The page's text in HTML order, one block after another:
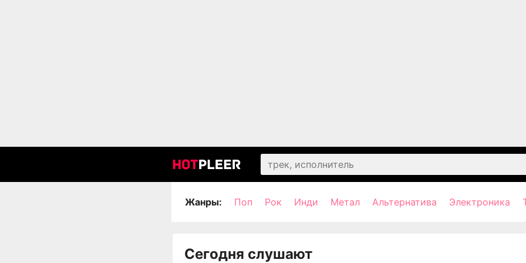
Жанры: Поп Рок Инди Метал Альтернатива Электроника
Сегодня слушают